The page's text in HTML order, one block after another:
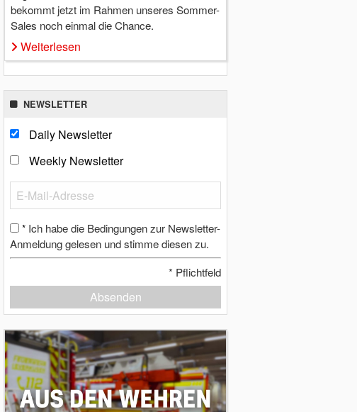
bekommt jetzt im Rahmen unseres Sommer-
Sales noch einmal die Chance.
Weiterlesen
NEWSLETTER
Daily Newsletter
Weekly Newsletter
* Ich habe die Bedingungen zur Newsletter-
Anmeldung gelesen und stimme diesen zu.
* Pflichtfeld
Absenden